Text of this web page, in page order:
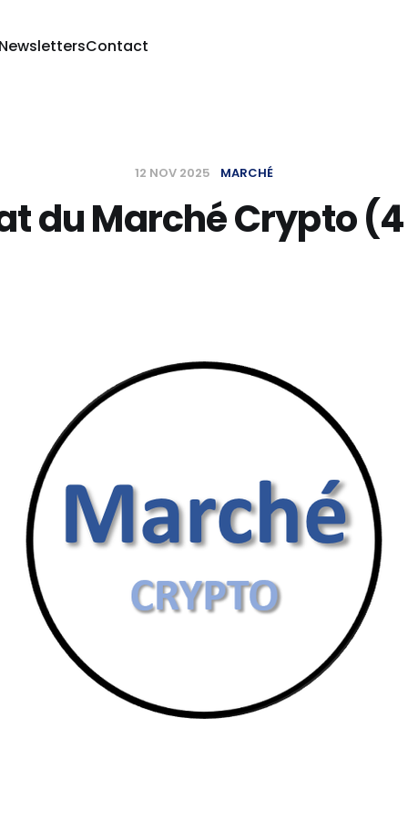
Contact
12 NOV 2025 MARCHÉ
du Marché Crypto